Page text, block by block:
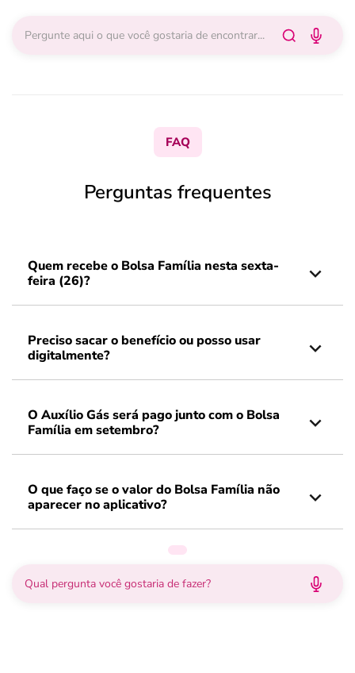
FAQ
Perguntas frequentes
Quem recebe o Bolsa Família nesta sexta-
feira (26)?
Preciso sacar o benefício ou posso usar
digitalmente?
O Auxílio Gás será pago junto com o Bolsa
Família em setembro?
O que faço se o valor do Bolsa Família não
aparecer no aplicativo?